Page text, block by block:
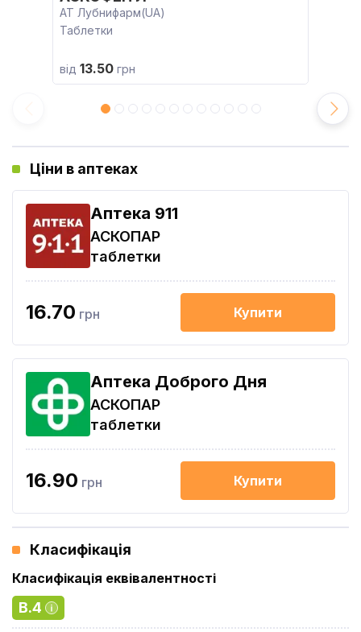
АТ Лубнифарм(UA)
Таблетки
від 13.50 грн
Ціни в аптеках
Aптека 911
АСКОПАР
таблетки
16.70 грн Купити
Аптека Доброго Дня
АСКОПАР
таблетки
16.90 грн Купити
Класифікація
Класифікація еквівалентності
B.4